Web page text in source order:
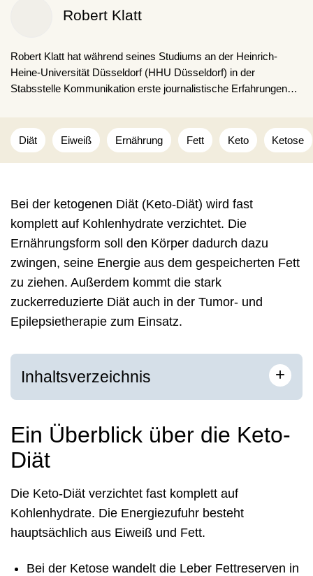
Robert Klatt
Robert Klatt hat während seines Studiums an der Heinrich-
Heine-Universität Düsseldorf (HHU Düsseldorf) in der
Stabsstelle Kommunikation erste journalistische Erfahrungen
Wissen.de konnte er seine Expertise in den Bereichen
Gesundheit, Medizin und Ernährung vertiefen.
Diät Eiweiß Ernährung Fett Keto Ketose
Bei der ketogenen Diät (Keto-Diät) wird fast
komplett auf Kohlenhydrate verzichtet. Die
Ernährungsform soll den Körper dadurch dazu
zwingen, seine Energie aus dem gespeicherten Fett
zu ziehen. Außerdem kommt die stark
zuckerreduzierte Diät auch in der Tumor- und
Epilepsietherapie zum Einsatz.
Inhaltsverzeichnis +
Ein Überblick über die Keto-
Diät
Die Keto-Diät verzichtet fast komplett auf
Kohlenhydrate. Die Energiezufuhr besteht
hauptsächlich aus Eiweiß und Fett.
Bei der Ketose wandelt die Leber Fettreserven in